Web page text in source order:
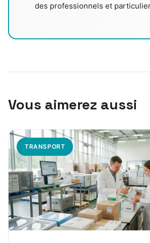
des professionnels et
Vous aimerez aussi
TRANSPORT